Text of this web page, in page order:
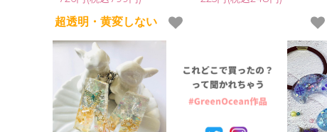
ハード 黄変しない 高品質 クリ
ア 猫 UVレジン液 安い おすす
め GreenOcean
超透明・黄変しない
ュー 穴なしパール クリスマス
《選べる3色》 GreenOceanオ
リジナルブレンド♪《No.77》